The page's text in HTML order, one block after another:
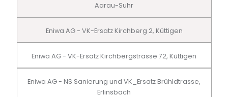
Aarau-Suhr
Eniwa AG - VK-Ersatz Kirchberg 2, Küttigen
Eniwa AG - VK-Ersatz Kirchbergstrasse 72, Küttigen
Eniwa AG - NS Sanierung und VK_Ersatz Brühldtrasse,
Erlinsbach